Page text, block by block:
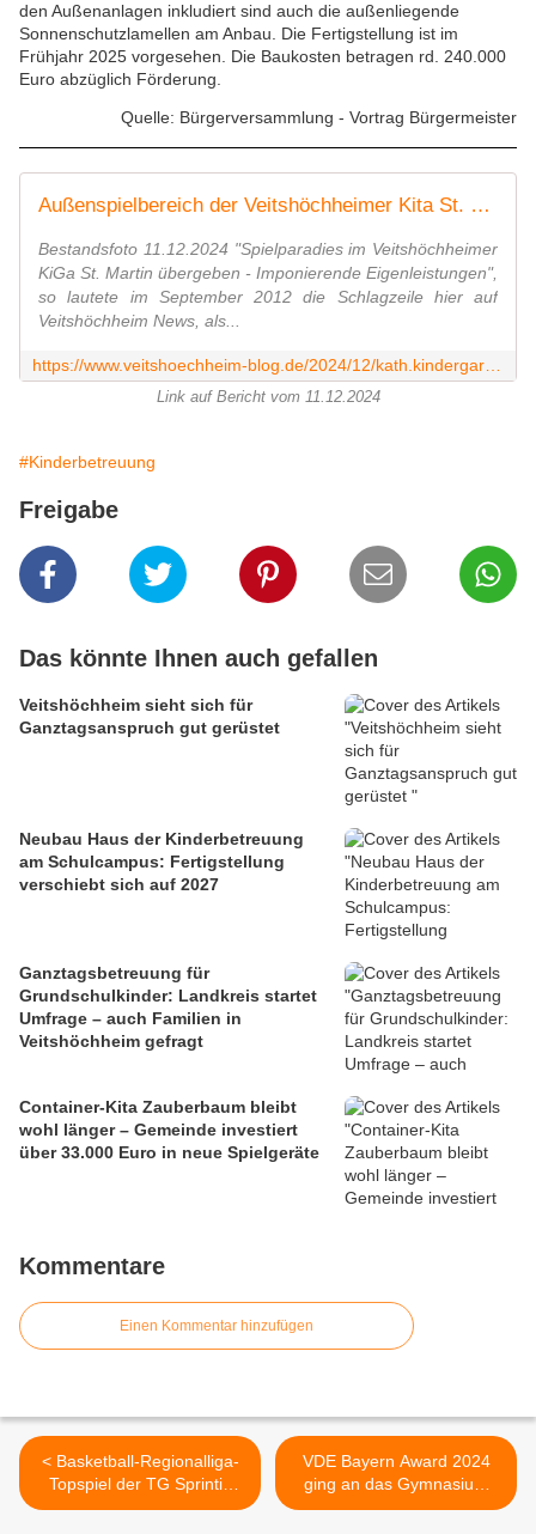
den Außenanlagen inkludiert sind auch die außenliegende
Sonnenschutzlamellen am Anbau. Die Fertigstellung ist im
Frühjahr 2025 vorgesehen. Die Baukosten betragen rd. 240.000
Euro abzüglich Förderung.
Quelle: Bürgerversammlung - Vortrag Bürgermeister
Außenspielbereich der Veitshöchheimer Kita St. Martin wird für 190.000 Euro total erneuert - Sonst ist die Betriebserlaubnis in Gefahr - Veitshöchheim News
Bestandsfoto 11.12.2024 "Spielparadies im Veitshöchheimer
KiGa St. Martin übergeben - Imponierende Eigenleistungen",
so lautete im September 2012 die Schlagzeile hier auf
Veitshöchheim News, als...
Link auf Bericht vom 11.12.2024
#Kinderbetreuung
Freigabe
Das könnte Ihnen auch gefallen
Veitshöchheim sieht sich für
Ganztagsanspruch gut gerüstet
Neubau Haus der Kinderbetreuung
am Schulcampus: Fertigstellung
verschiebt sich auf 2027
Ganztagsbetreuung für
Grundschulkinder: Landkreis startet
Umfrage – auch Familien in
Veitshöchheim gefragt
Container-Kita Zauberbaum bleibt
wohl länger – Gemeinde investiert
über 33.000 Euro in neue Spielgeräte
Kommentare
Einen Kommentar hinzufügen
< Basketball-Regionalliga-
Topspiel der TG Sprintis
Veitshöchheim am
VDE Bayern Award 2024
ging an das Gymnasium
Veitshöchheim -